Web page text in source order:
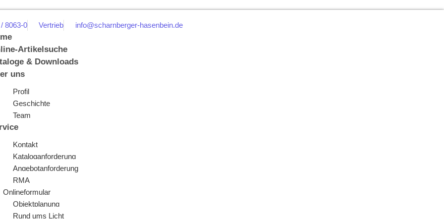
8063-0 Vertrieb info@scharnberger-hasenbein.de
Artikelsuche
& Downloads
uns
Profil
Geschichte
Team
Kontakt
Kataloganforderung
Angebotanforderung
RMA
Onlineformular
Objektplanung
Rund ums Licht